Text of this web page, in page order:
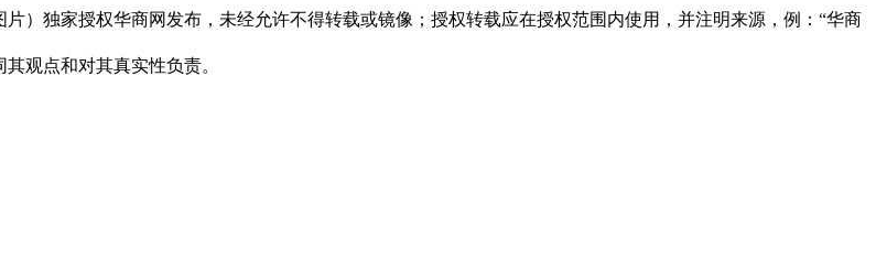
）独家授权华商网发布，未经允许不得转载或镜像；授权转载应在授权范围内使用，并注明来源，例：“华商
观点和对其真实性负责。